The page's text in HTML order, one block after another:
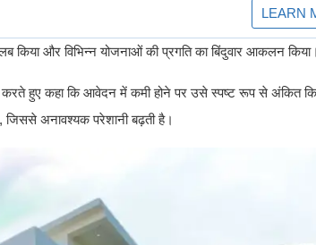
किया और विभिन्न योजनाओं की प्रगति का बिंदुवार आकलन किया।
हुए कहा कि आवेदन में कमी होने पर उसे स्पष्ट रूप से अंकित
जिससे अनावश्यक परेशानी बढ़ती है।